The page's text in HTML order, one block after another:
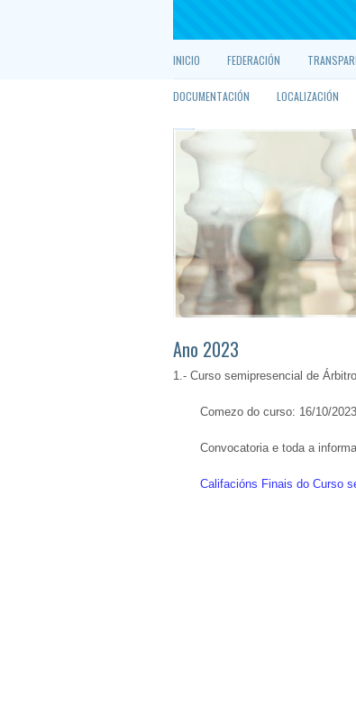
INICIO FEDERACIÓN
DOCUMENTACIÓN LOCALIZACIÓN
Ano 2023
1.- Curso semipresencial de
Comezo do curso: 16/10/
Convocatoria e toda a
Califacións Finais do Curso